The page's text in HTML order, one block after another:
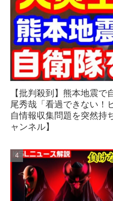
【批判殺到】熊本地震
尾秀哉「看過できない！
自情報収集問題を突然持
ャンネル】